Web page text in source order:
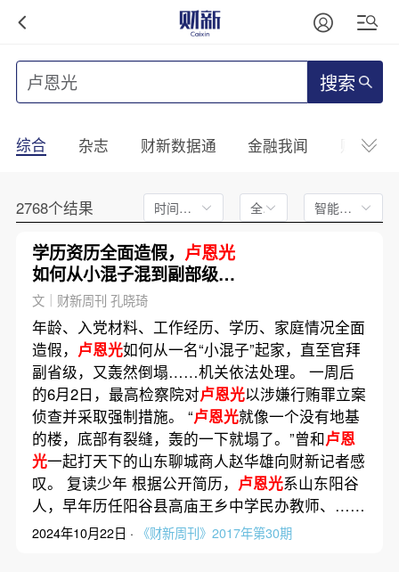
搜索
综合 杂志 财新数据通 金融我闻 财新
2768个结果 时间不限 全文 智能排序
学历资历全面造假， 卢恩光
如何从小混子混到副部级｜
前事·后事
文｜财新周刊 孔晓琦
年龄、入党材料、工作经历、学历、家庭情况全面
造假， 卢恩光如何从一名“小混子”起家，直至官拜
副省级，又轰然倒塌……机关依法处理。 一周后
的6月2日，最高检察院对卢恩光以涉嫌行贿罪立案
侦查并采取强制措施。 “卢恩光就像一个没有地基
的楼，底部有裂缝，轰的一下就塌了。”曾和卢恩
光一起打天下的山东聊城商人赵华雄向财新记者感
叹。 复读少年 根据公开简历， 卢恩光系山东阳谷
人，早年历任阳谷县高庙王乡中学民办教师、……
2024年10月22日 · 《财新周刊》2017年第30期